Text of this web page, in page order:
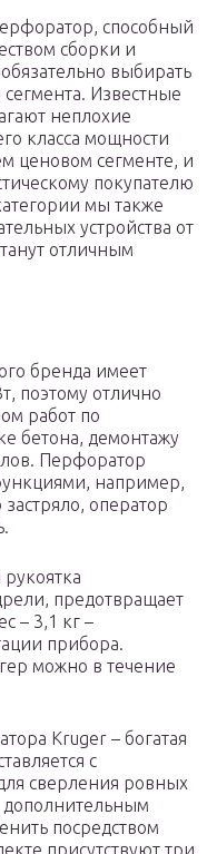
способный
сборки и
выбирать
Известные
неплохие
класса мощности
ценовом сегменте, и
покупателю
мы также
устройства от
отличным
бренда имеет
поэтому отлично
работ по
бетона, демонтажу
Перфоратор
например,
оператор
предотвращает
– 3,1 кг –
прибора.
можно в течение
Kruger – богатая
с
сверления ровных
посредством
присутствуют три